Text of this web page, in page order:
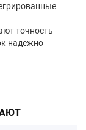
точность
надежно